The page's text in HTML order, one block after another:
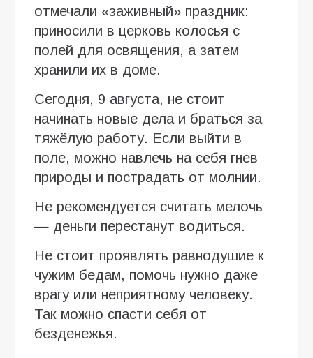
отмечали «заживный» праздник:
приносили в церковь колосья с
полей для освящения, а затем
хранили их в доме.
Сегодня, 9 августа, не стоит
начинать новые дела и браться за
тяжёлую работу. Если выйти в
поле, можно навлечь на себя гнев
природы и пострадать от молнии.
Не рекомендуется считать мелочь
— деньги перестанут водиться.
Не стоит проявлять равнодушие к
чужим бедам, помочь нужно даже
врагу или неприятному человеку.
Так можно спасти себя от
безденежья.